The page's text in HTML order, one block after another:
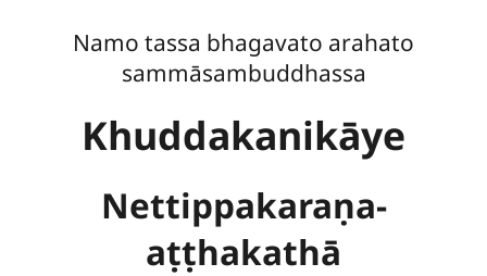
Namo tassa bhagavato arahato
sammāsambuddhassa
Khuddakanikāye
Nettippakaraṇa-
aṭṭhakathā